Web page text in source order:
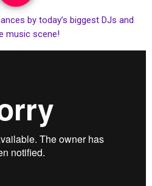
by today’s biggest DJs and
music scene!